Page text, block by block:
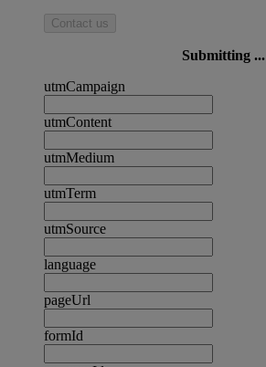
Contact us
Submitting ...
utmCampaign
utmContent
utmMedium
utmTerm
utmSource
language
pageUrl
formId